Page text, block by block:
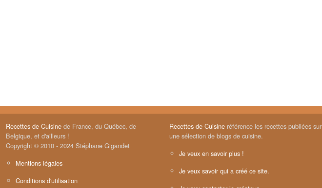
Recettes de Cuisine de France, du Québec, de
Belgique, et d'ailleurs !
Copyright © 2010 - 2024 Stéphane Gigandet
Mentions légales
Conditions d'utilisation
Recettes de Cuisine référence les recettes publiées sur
une sélection de blogs de cuisine.
Je veux en savoir plus !
Je veux savoir qui a créé ce site.